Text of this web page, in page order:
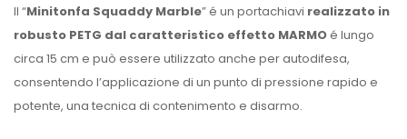
Il “Minitonfa Squaddy Marble” é un portachiavi realizzato in
robusto PETG dal caratteristico effetto MARMOé lungo
circa 15 cm e può essere utilizzato anche per autodifesa,
consentendo l’applicazione di un punto di pressione rapido e
potente, una tecnica di contenimento e disarmo.